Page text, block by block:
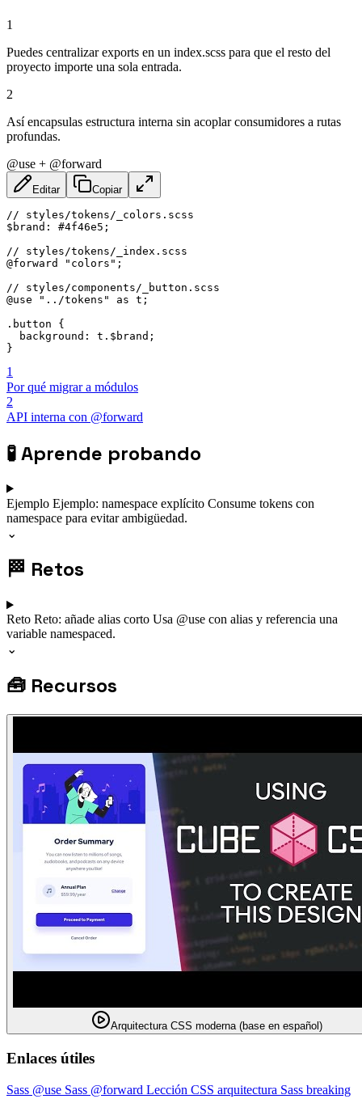
1
Puedes centralizar exports en un index.scss para que el resto del
proyecto importe una sola entrada.
2
Así encapsulas estructura interna sin acoplar consumidores a rutas
profundas.
@use + @forward
Editar Copiar
// styles/tokens/_colors.scss
$brand: #4f46e5;
// styles/tokens/_index.scss
@forward "colors";
// styles/components/_button.scss
@use "../tokens" as t;
.button {
  background: t.$brand;
}
1
Por qué migrar a módulos
2
API interna con @forward
🧪Aprende probando
Ejemplo Ejemplo: namespace explícito Consume tokens con
namespace para evitar ambigüedad.
⌄
🏁 Retos
Reto Reto: añade alias corto Usa @use con alias y referencia una
variable namespaced.
⌄
🧰 Recursos
Arquitectura CSS moderna (base en español)
Enlaces útiles
Sass @use Sass @forward Lección CSS arquitectura Sass breaking